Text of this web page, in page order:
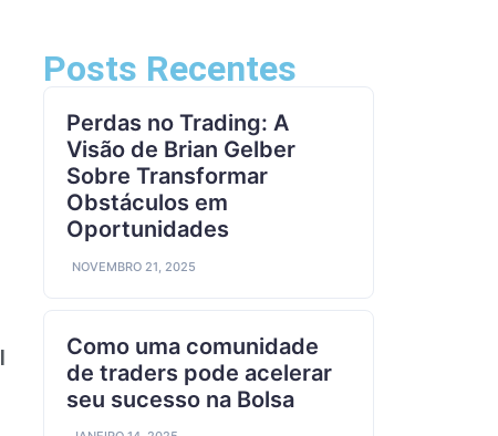
Posts Recentes
Perdas no Trading: A
Visão de Brian Gelber
Sobre Transformar
Obstáculos em
Oportunidades
NOVEMBRO 21, 2025
Como uma comunidade
de traders pode acelerar
seu sucesso na Bolsa